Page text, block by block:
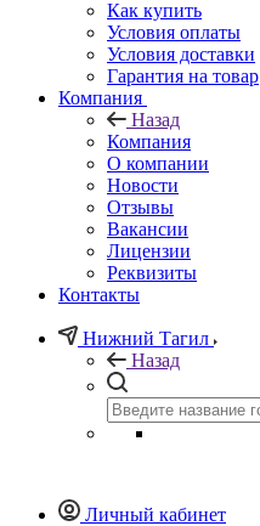
Как купить
Условия оплаты
Условия доставки
Гарантия на товар
Компания
Назад
Компания
О компании
Новости
Отзывы
Вакансии
Лицензии
Реквизиты
Контакты
Нижний Тагил
Назад
Личный кабинет